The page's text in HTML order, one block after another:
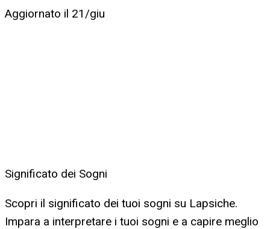
Aggiornato il 21/giu
Significato dei Sogni
Scopri il significato dei tuoi sogni su Lapsiche.
Impara a interpretare i tuoi sogni e a capire meglio